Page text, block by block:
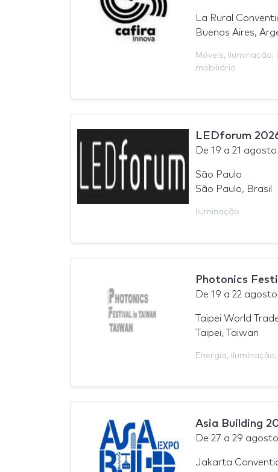
La Rural
Buenos Aires,
Móveis, Iluminação,
mobiliário
LEDforum
De 19 a 21 agosto
São Paulo
São Paulo, Brasil
Iluminação
Photonics
De 19 a 22
Taipei World
Taipei, Taiwan
Energia, Iluminação,
Asia Building
De 27 a 29
Jakarta